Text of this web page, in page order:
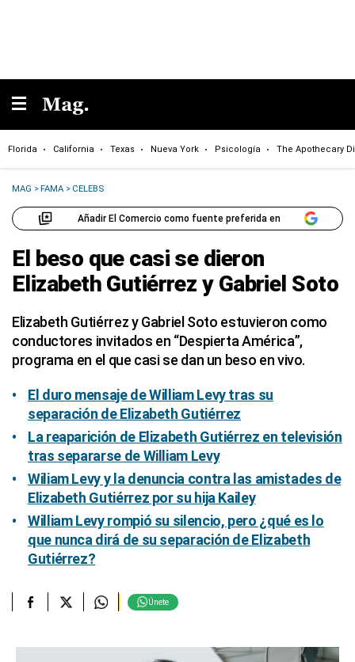
Florida California Texas Nueva York Psicología The Apothecary
MAG >FAMA > CELEBS
Añadir El Comercio como fuente preferida en
El beso que casi se dieron
Elizabeth Gutiérrez y Gabriel Soto
Elizabeth Gutiérrez y Gabriel Soto estuvieron como
conductores invitados en “Despierta América”,
programa en el que casi se dan un beso en vivo.
El duro mensaje de William Levy tras su
separación de Elizabeth Gutiérrez
La reaparición de Elizabeth Gutiérrez en televisión
tras separarse de William Levy
Wiliam Levy y la denuncia contra las amistades de
Elizabeth Gutiérrez por su hija Kailey
William Levy rompió su silencio, pero ¿qué es lo
que nunca dirá de su separación de Elizabeth
Gutiérrez?
Únete